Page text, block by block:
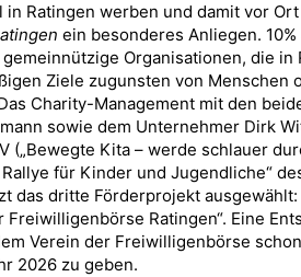
in Ratingen werben und damit vor
ein besonderes Anliegen.
Organisationen, die in
Ziele zugunsten von
Charity-Management mit den
sowie dem Unternehmer Dirk
(„Bewegte Kita – werde schlauer
für Kinder und Jugendliche“
das dritte Förderprojekt
Freiwilligenbörse Ratingen“. Eine
Verein der Freiwilligenbörse
2026 zu geben.